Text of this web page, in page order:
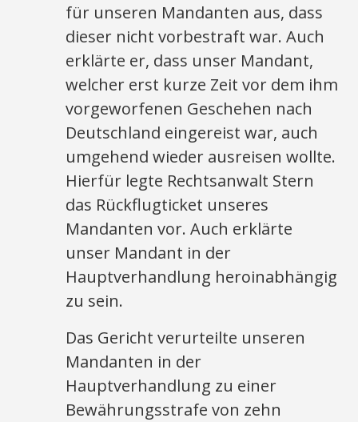
für unseren Mandanten aus, dass
dieser nicht vorbestraft war. Auch
erklärte er, dass unser Mandant,
welcher erst kurze Zeit vor dem ihm
vorgeworfenen Geschehen nach
Deutschland eingereist war, auch
umgehend wieder ausreisen wollte.
Hierfür legte Rechtsanwalt Stern
das Rückflugticket unseres
Mandanten vor. Auch erklärte
unser Mandant in der
Hauptverhandlung heroinabhängig
zu sein.
Das Gericht verurteilte unseren
Mandanten in der
Hauptverhandlung zu einer
Bewährungsstrafe von zehn